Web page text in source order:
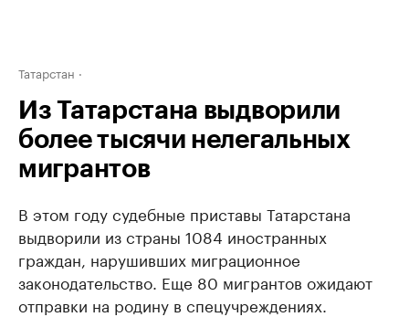
Татарстан
Из Татарстана выдворили
более тысячи нелегальных
мигрантов
В этом году судебные приставы Татарстана
выдворили из страны 1084 иностранных
граждан, нарушивших миграционное
законодательство. Еще 80 мигрантов ожидают
отправки на родину в спецучреждениях.